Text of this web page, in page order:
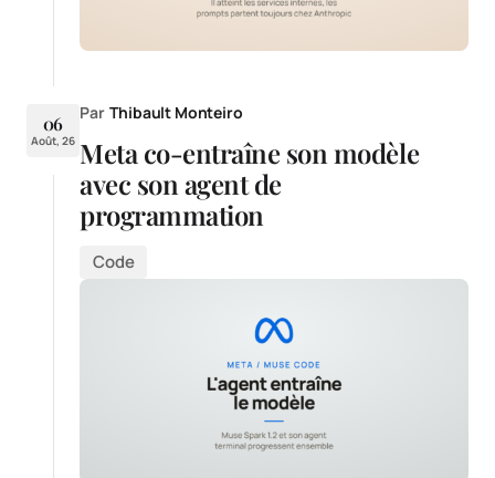
06
Août, 26
Par Thibault Monteiro
Meta co-entraîne son modèle
avec son agent de
programmation
Code